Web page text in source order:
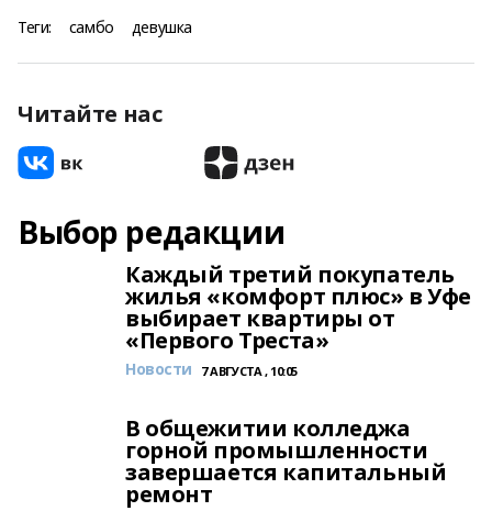
Теги: самбо девушка
Читайте нас
Выбор редакции
Каждый третий покупатель
жилья «комфорт плюс» в Уфе
выбирает квартиры от
«Первого Треста»
Новости 7 АВГУСТА , 10:05
В общежитии колледжа
горной промышленности
завершается капитальный
ремонт